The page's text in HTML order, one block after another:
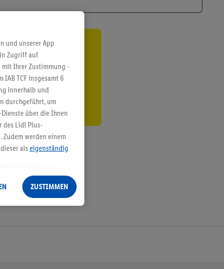
und unserer App
Zugriff auf
Ihrer Zustimmung -
TCF insgesamt 6
innerhalb und
durchgeführt, um
über die Ihnen
des Lidl Plus-
werden einem
als eigenständig
Lidl-Dienste, Ihr
- sowie Ihre
dem Speichern von
technischen
ZUSTIMMEN